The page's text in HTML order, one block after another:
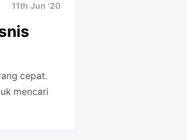
11th Jun '20
cepat.
mencari